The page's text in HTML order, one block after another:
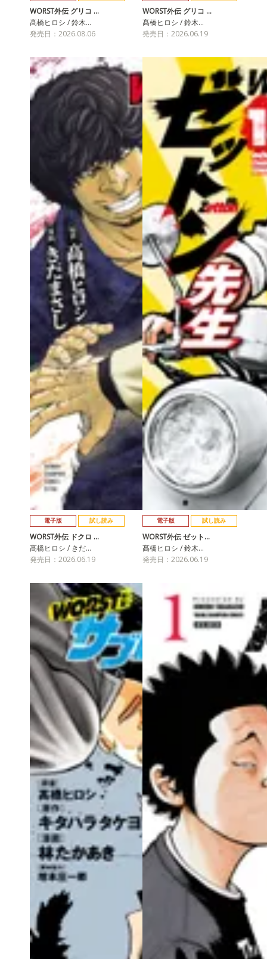
WORST外伝 グリコ …
髙橋ヒロシ / 鈴木…
発売日：2026.08.06
WORST外伝 グリコ …
髙橋ヒロシ / 鈴木…
発売日：2026.06.19
電子版 試し読み
WORST外伝 ドクロ …
髙橋ヒロシ / きだ…
発売日：2026.06.19
電子版 試し読み
WORST外伝 ゼット…
髙橋ヒロシ / 鈴木…
発売日：2026.06.19